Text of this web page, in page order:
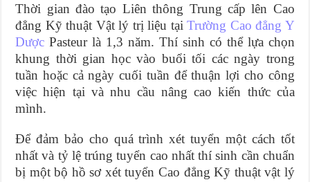
Thời gian đào tạo Liên thông Trung cấp lên Cao
đẳng Kỹ thuật Vật lý trị liệu tạiTrường Cao đẳng Y
Dược Pasteur là 1,3 năm. Thí sinh có thể lựa chọn
khung thời gian học vào buổi tối các ngày trong
tuần hoặc cả ngày cuối tuần để thuận lợi cho công
việc hiện tại và nhu cầu nâng cao kiến thức của
mình.
Để đảm bảo cho quá trình xét tuyển một cách tốt
nhất và tỷ lệ trúng tuyển cao nhất thí sinh cần chuẩn
bị một bộ hồ sơ xét tuyển Cao đẳng Kỹ thuật vật lý